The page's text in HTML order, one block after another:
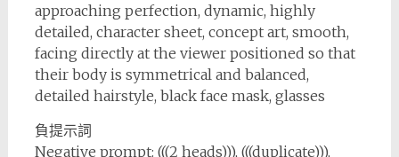
approaching perfection, dynamic, highly
detailed, character sheet, concept art, smooth,
facing directly at the viewer positioned so that
their body is symmetrical and balanced,
detailed hairstyle, black face mask, glasses
負提示詞
Negative prompt: (((2 heads))), (((duplicate))),